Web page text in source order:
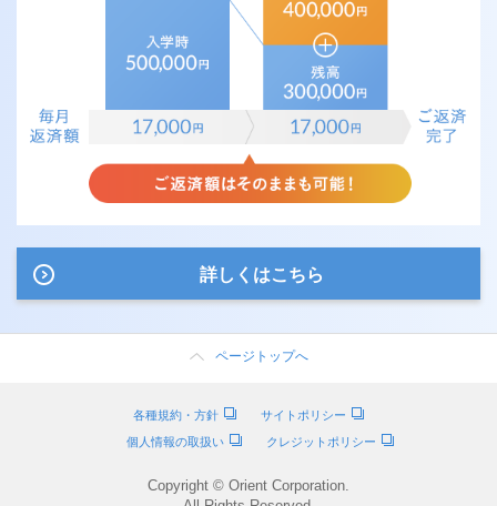
詳しくはこちら
ページトップへ
各種規約・方針
サイトポリシー
個人情報の取扱い
クレジットポリシー
Copyright © Orient Corporation.